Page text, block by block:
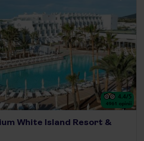
4.4/5
4961 opinii
White Island Resort &